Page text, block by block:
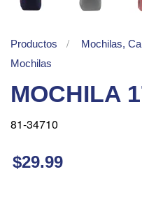
Productos
Mochilas,
Mochilas
MOCHILA
81-34710
$29.99